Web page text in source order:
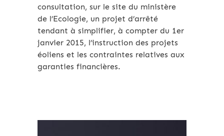
consultation, sur le site du ministère
de l’Ecologie, un projet d’arrêté
tendant à simplifier, à compter du 1er
janvier 2015, l’instruction des projets
éoliens et les contraintes relatives aux
garanties financières.